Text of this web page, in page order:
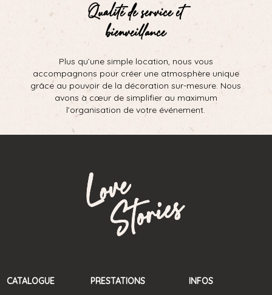
Qualité de service et
bienveillance
Plus qu’une simple location, nous vous
accompagnons pour créer une atmosphère unique
grâce au pouvoir de la décoration sur-mesure. Nous
avons à cœur de simplifier au maximum
l’organisation de votre événement.
CATALOGUE PRESTATIONS INFOS